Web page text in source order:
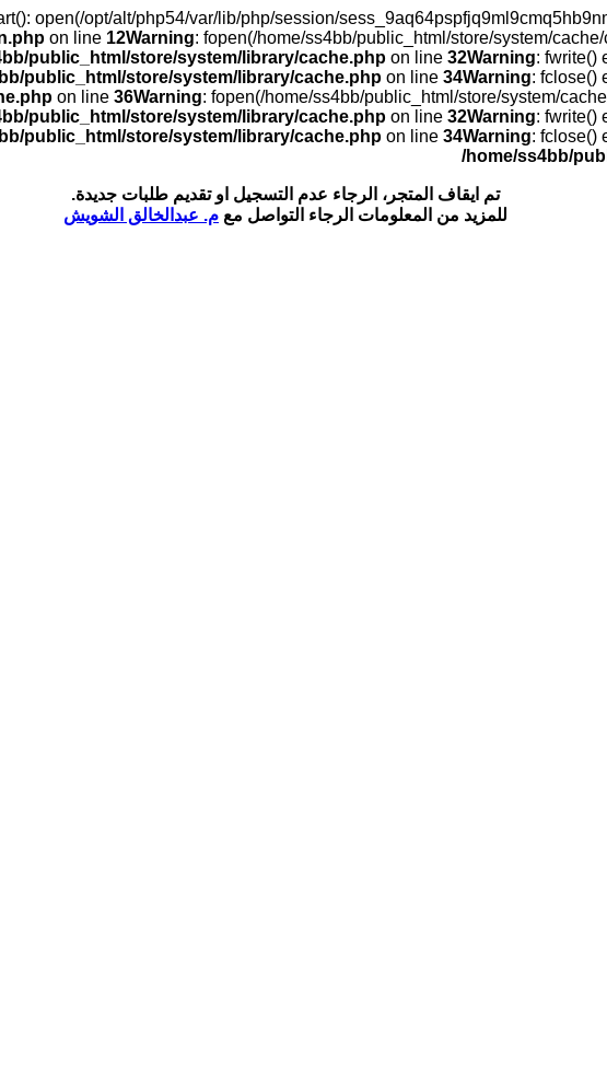
open(/opt/alt/php54/var/lib/php/session/
on line 12Warning: fopen(/home/ss4bb/public_html/store/system/
public_html/store/system/library/cache.php on line 32Warning: fwrite()
public_html/store/system/library/cache.php on line 34Warning: fclose()
on line 36Warning: fopen(/home/ss4bb/public_html/store/system/
public_html/store/system/library/cache.php on line 32Warning: fwrite()
public_html/store/system/library/cache.php on line 34Warning: fclose()
/home/ss4bb/
تم ايقاف المتجر، الرجاء عدم التسجيل او تقديم طلبات جديدة.
للمزيد من المعلومات الرجاء التواصل مع م. عبدالخالق الشويش